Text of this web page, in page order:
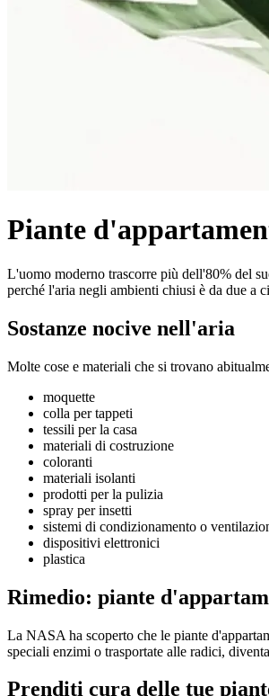
Piante
L'uomo moderno trascorre più dell'80% del
perché l'aria negli ambienti chiusi è da due a
Sostanze nocive nell'aria
Molte cose e materiali che si trovano
moquette
colla per tappeti
tessili per la casa
materiali di costruzione
coloranti
materiali isolanti
prodotti per la pulizia
spray per insetti
sistemi di condizionamento o
dispositivi elettronici
plastica
Rimedio: piante
La NASA ha scoperto che le piante
speciali enzimi o trasportate alle radici,
Prenditi cura delle tue